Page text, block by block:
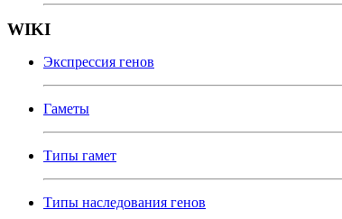
WIKI
Экспрессия генов
Гаметы
Типы гамет
Типы наследования генов